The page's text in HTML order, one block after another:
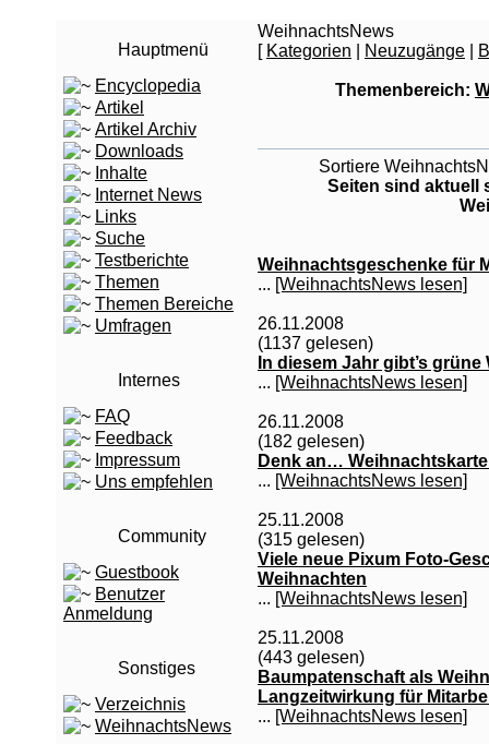
Hauptmenü
Encyclopedia
Artikel
Artikel Archiv
Downloads
Inhalte
Internet News
Links
Suche
Testberichte
Themen
Themen Bereiche
Umfragen
Internes
FAQ
Feedback
Impressum
Uns empfehlen
Community
Guestbook
Benutzer
Anmeldung
Sonstiges
Verzeichnis
WeihnachtsNews
WeihnachtsNews
[ Kategorien Neuzugänge
Themenbereich:
Sortiere
Seiten sind aktuell
Weihnachtsgeschenke für
... [WeihnachtsNews lesen]
26.11.2008
(1137 gelesen)
In diesem Jahr gibt’s
... [WeihnachtsNews lesen]
26.11.2008
(182 gelesen)
Denk an…
... [WeihnachtsNews lesen]
25.11.2008
(315 gelesen)
Viele neue Pixum Foto-
Weihnachten
... [WeihnachtsNews lesen]
25.11.2008
(443 gelesen)
Baumpatenschaft als
Langzeitwirkung für
... [WeihnachtsNews lesen]